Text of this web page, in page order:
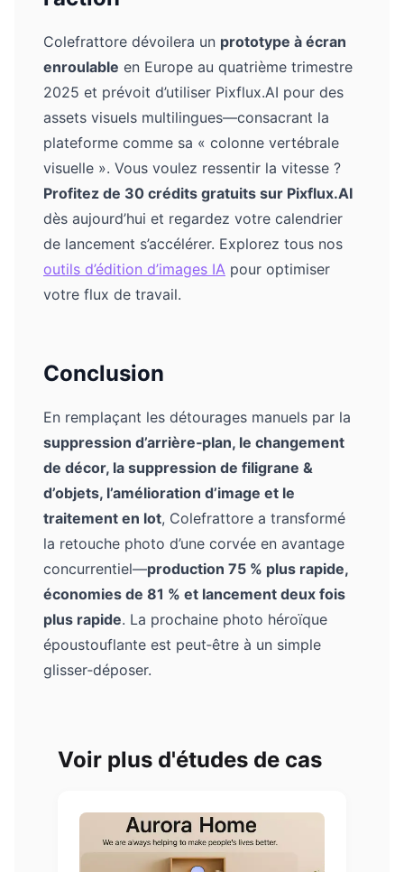
Colefrattore dévoilera un prototype à écran
enroulable en Europe au quatrième trimestre
2025 et prévoit d’utiliser Pixflux.AI pour des
assets visuels multilingues—consacrant la
plateforme comme sa « colonne vertébrale
visuelle ». Vous voulez ressentir la vitesse ?
Profitez de 30 crédits gratuits sur Pixflux.AI
dès aujourd’hui et regardez votre calendrier
de lancement s’accélérer. Explorez tous nos
outils d’édition d’images IA pour optimiser
votre flux de travail.
Conclusion
En remplaçant les détourages manuels par la
suppression d’arrière‑plan, le changement
de décor, la suppression de filigrane &
d’objets, l’amélioration d’image et le
traitement en lot, Colefrattore a transformé
la retouche photo d’une corvée en avantage
concurrentiel—production 75 % plus rapide,
économies de 81 % et lancement deux fois
plus rapide. La prochaine photo héroïque
époustouflante est peut‑être à un simple
glisser‑déposer.
Voir plus d'études de cas